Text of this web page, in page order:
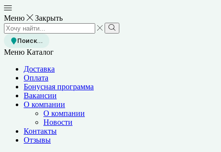
Меню
Закрыть
Search
input
Search
Поиск...
Меню Каталог
Доставка
Оплата
Бонусная программа
Вакансии
О компании
О компании
Новости
Контакты
Отзывы